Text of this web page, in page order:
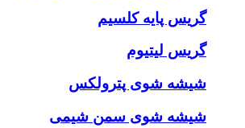
گریس پایه کلسیم
گریس لیتیوم
شیشه شوی پترولکس
شیشه شوی سمن شیمی